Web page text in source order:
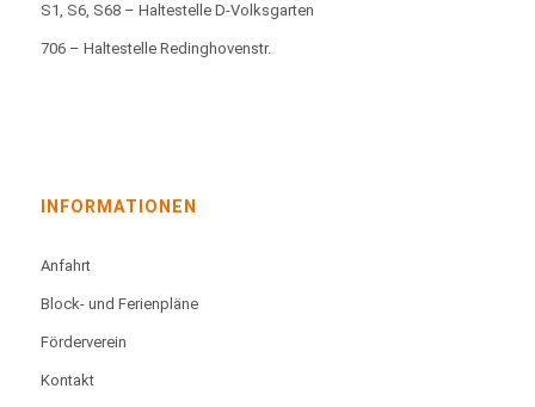
S1, S6, S68 – Haltestelle D-Volksgarten
706 – Haltestelle Redinghovenstr.
INFORMATIONEN
Anfahrt
Block- und Ferienpläne
Förderverein
Kontakt